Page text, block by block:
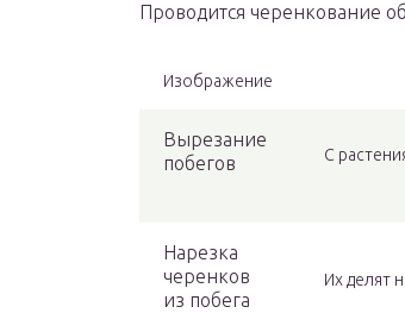
Проводится черенкование
Изображение
Вырезание
побегов
С
Нарезка
черенков
из побега
Их делят